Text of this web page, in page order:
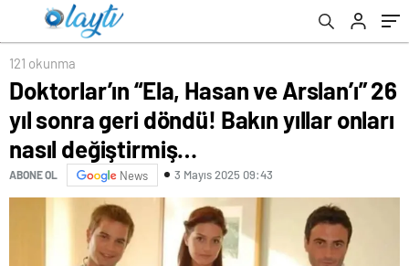
değiştirmiş…
121 okunma
Doktorlar’ın “Ela, Hasan ve Arslan’ı” 26
yıl sonra geri döndü! Bakın yıllar onları
nasıl değiştirmiş…
ABONE OL News 3 Mayıs 2025 09:43